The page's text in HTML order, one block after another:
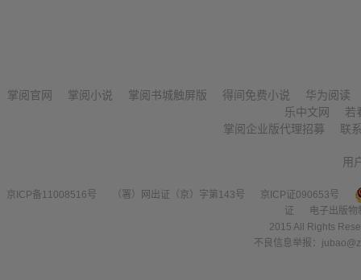
掌阅官网 掌阅小说 掌阅书城触屏版 得间免费小说
华为阅读
乐中文网
若
掌阅企业版代理招募
联
用
京ICP备11008516号 （署）网出证（京）字第143号
京ICP证090653号
证
电子出版
2015 All Rights
不良信息举报：